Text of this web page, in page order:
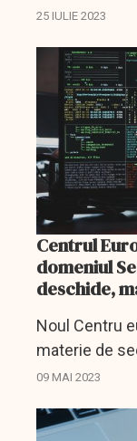
a făcut o
miliarde de
25 IULIE 2023
Centrul
domeniul
deschide,
Noul Centru
materie de
inaugurat,
ministrului
09 MAI 2023